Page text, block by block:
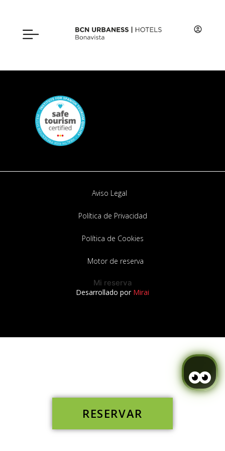
RESERVAR
Aviso Legal
Política de Privacidad
Política de Cookies
Motor de reserva
Mi reserva
Desarrollado por Mirai